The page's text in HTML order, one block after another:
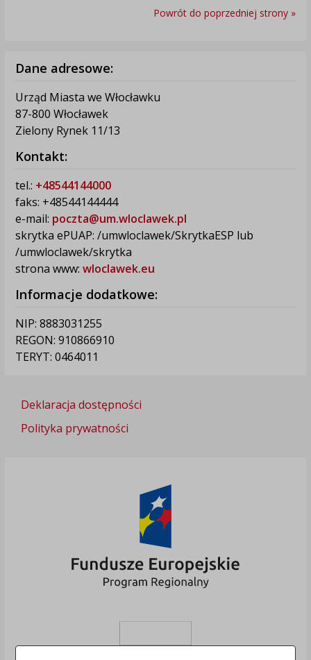
Powrót do poprzedniej strony »
Dane adresowe:
Urząd Miasta we Włocławku
87-800 Włocławek
Zielony Rynek 11/13
Kontakt:
tel.: +48544144000
faks: +48544144444
e-mail: poczta@um.wloclawek.pl
skrytka ePUAP: /umwloclawek/SkrytkaESP lub
/umwloclawek/skrytka
strona www: wloclawek.eu
Informacje dodatkowe:
NIP: 8883031255
REGON: 910866910
TERYT: 0464011
Deklaracja dostępności
Polityka prywatności